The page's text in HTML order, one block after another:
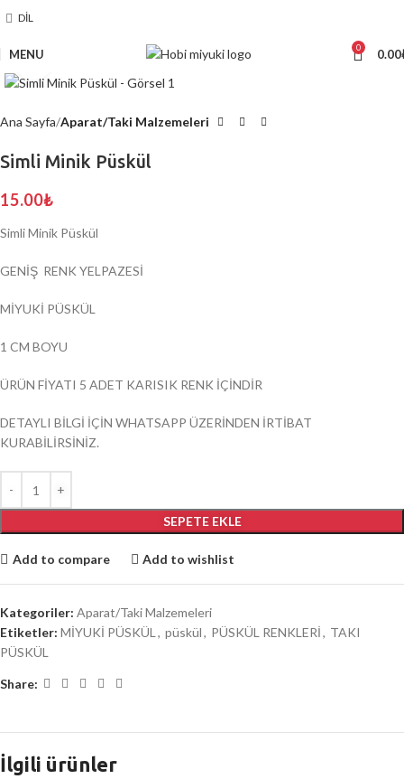
DIL
MENU 0 0.00
Ana Sayfa Aparat/Taki Malzemeleri
Simli Minik Püskül
15.00₺
Simli Minik Püskül
GENİŞ RENK YELPAZESİ
MİYUKİ PÜSKÜL
1 CM BOYU
ÜRÜN FİYATI 5 ADET KARISIK RENK İÇİNDİR
DETAYLI BİLGİ İÇİN WHATSAPP ÜZERİNDEN İRTİBAT
KURABİLİRSİNİZ.
SEPETE EKLE
Add to compare Add to wishlist
Kategoriler: Aparat/Taki Malzemeleri
Etiketler: MİYUKİ PÜSKÜL, püskül, PÜSKÜL RENKLERİ, TAKI
PÜSKÜL
Share:
İlgili ürünler